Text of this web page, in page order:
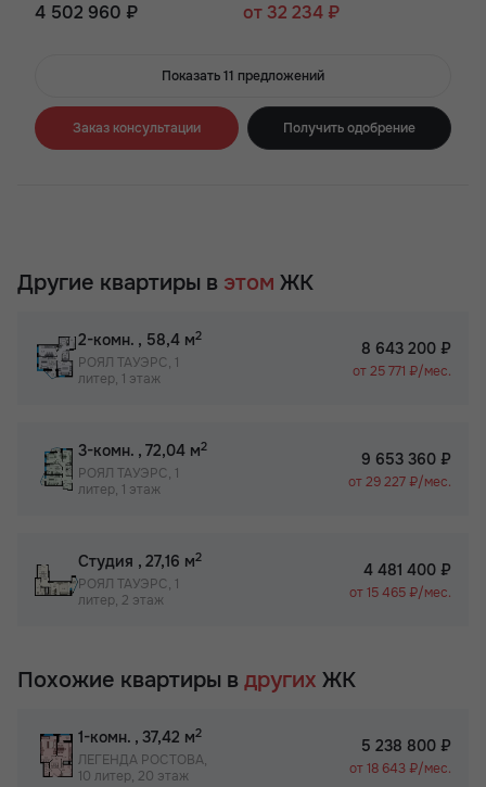
4 502 960 ₽ от 32 234 ₽
Показать 11 предложений
Заказ консультации Получить одобрение
Другие квартиры в этом ЖК
2-комн. , 58,4 м2
РОЯЛ ТАУЭРС, 1
литер, 1 этаж
8 643 200 ₽
от 25 771 ₽/мес.
3-комн. , 72,04 м2
РОЯЛ ТАУЭРС, 1
литер, 1 этаж
9 653 360 ₽
от 29 227 ₽/мес.
Студия , 27,16 м2
РОЯЛ ТАУЭРС, 1
литер, 2 этаж
4 481 400 ₽
от 15 465 ₽/мес.
Похожие квартиры в других ЖК
1-комн. , 37,42 м2
ЛЕГЕНДА РОСТОВА,
10 литер, 20 этаж
5 238 800 ₽
от 18 643 ₽/мес.